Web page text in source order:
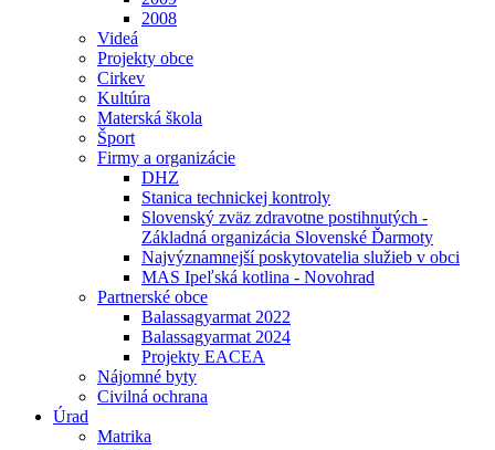
2008
Videá
Projekty obce
Cirkev
Kultúra
Materská škola
Šport
Firmy a organizácie
DHZ
Stanica technickej kontroly
Slovenský zväz zdravotne postihnutých -
Základná organizácia Slovenské Ďarmoty
Najvýznamnejší poskytovatelia služieb v obci
MAS Ipeľská kotlina - Novohrad
Partnerské obce
Balassagyarmat 2022
Balassagyarmat 2024
Projekty EACEA
Nájomné byty
Civilná ochrana
Úrad
Matrika